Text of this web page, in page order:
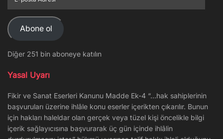
posta
Adresi
Abone ol
Diğer 251 bin aboneye katılın
Yasal Uyarı
Fikir ve Sanat Eserleri Kanunu Madde Ek-4 “…hak sahiplerinin
başvuruları üzerine ihlâle konu eserler içerikten çıkarılır. Bunun
için hakları haleldar olan gerçek veya tüzel kişi öncelikle bilgi
içerik sağlayıcısına başvurarak üç gün içinde ihlâlin